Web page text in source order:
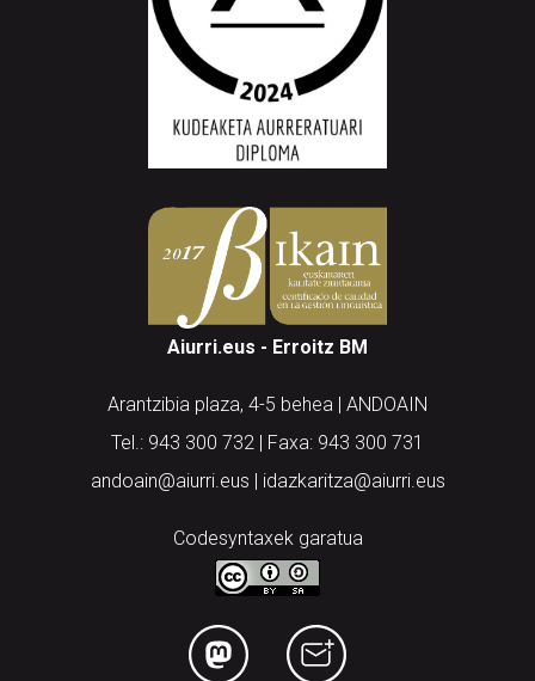
Aiurri.eus - Erroitz BM
Arantzibia plaza, 4-5 behea | ANDOAIN
Tel.: 943 300 732 | Faxa: 943 300 731
andoain@aiurri.eus | idazkaritza@aiurri.eus
Codesyntaxek garatua